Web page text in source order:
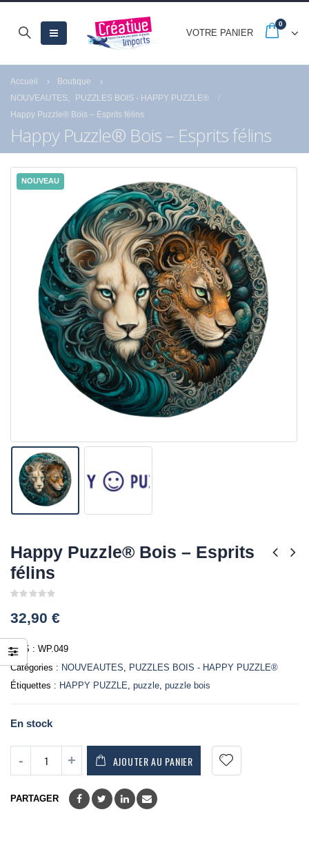
VOTRE PANIER
0
Accueil
Boutique
NOUVEAUTES
PUZZLES BOIS - HAPPY PUZZLE®
Happy Puzzle® Bois – Esprits félins
Happy Puzzle® Bois – Esprits félins
NOUVEAU
Happy Puzzle® Bois – Esprits
félins
out
of
32,90 €
UGS : WP.049
Catégories : NOUVEAUTES
PUZZLES BOIS - HAPPY PUZZLE®
Étiquettes : HAPPY PUZZLE, puzzle, puzzle bois
En stock
AJOUTER AU PANIER
PARTAGER